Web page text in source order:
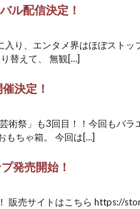
ル配信決定！
り、エンタメ界はほぼスト
替えて、 無観[…]
決定！
術祭」も3回目！！今回もバラ
もちゃ箱。 今回は[…]
発売開始！
販売サイトはこちら https://